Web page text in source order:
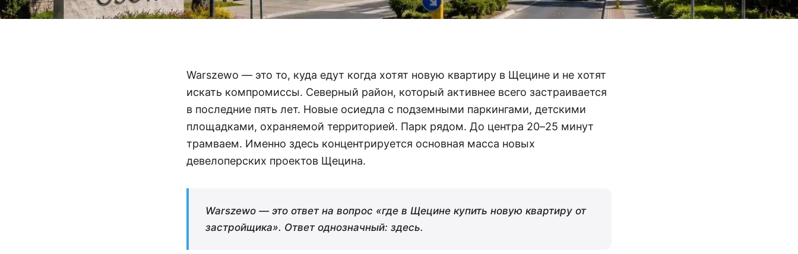
Warszewo — это то, куда едут когда хотят новую квартиру в Щецине и не хотят
искать компромиссы. Северный район, который активнее всего застраивается
в последние пять лет. Новые осиедла с подземными паркингами, детскими
площадками, охраняемой территорией. Парк рядом. До центра 20–25 минут
трамваем. Именно здесь концентрируется основная масса новых
девелоперских проектов Щецина.
Warszewo — это ответ на вопрос «где в Щецине купить новую квартиру от
застройщика». Ответ однозначный: здесь.